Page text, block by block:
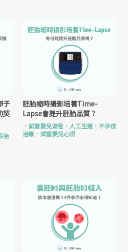
子
契
治
胚胎縮時攝影培養Time-
Lapse會提升胚胎品質？
． 試管嬰兒流程 ． 人工生殖 ． 不孕症
治療 ． 試管嬰兒心得